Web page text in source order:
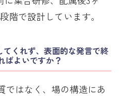
階で設計しています。
くれず、表面的な発言で終
ばよいですか？
ではなく、場の構造にあ